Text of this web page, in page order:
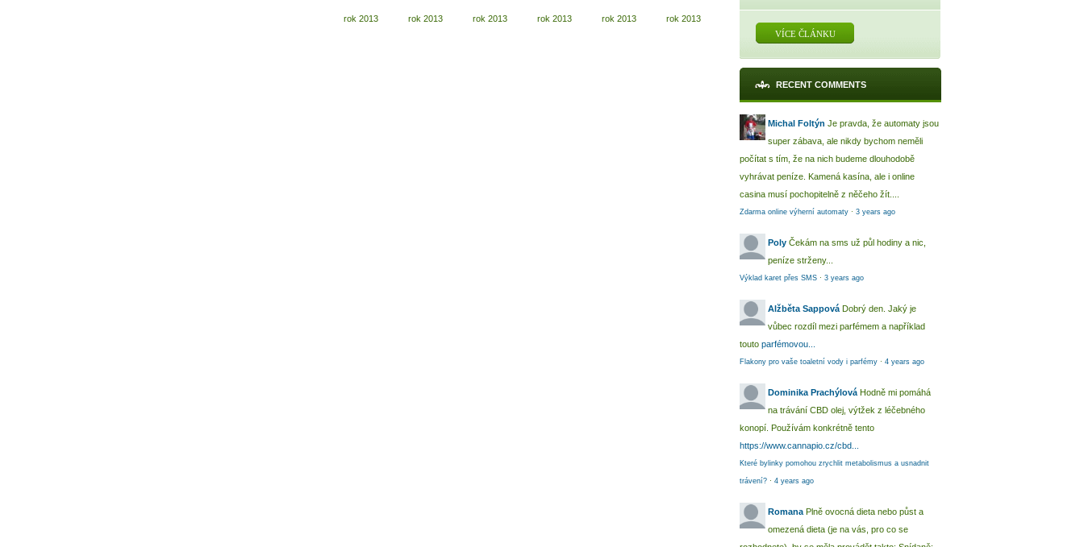
rok 2013 rok 2013 rok 2013 rok 2013 rok 2013 rok 2013
VÍCE ČLÁNKU
RECENT COMMENTS
Michal Foltýn Je pravda, že automaty jsou
super zábava, ale nikdy bychom neměli
počítat s tím, že na nich budeme dlouhodobě
vyhrávat peníze. Kamená kasína, ale i online
casina musí pochopitelně z něčeho žít....
Zdarma online výherní automaty · 3 years ago
Poly Čekám na sms už půl hodiny a nic,
peníze strženy...
Výklad karet přes SMS · 3 years ago
Alžběta Sappová Dobrý den. Jaký je
vůbec rozdíl mezi parfémem a například
touto parfémovou...
Flakony pro vaše toaletní vody i parfémy · 4 years ago
Dominika Prachýlová Hodně mi pomáhá
na trávání CBD olej, výtžek z léčebného
konopí. Používám konkrétně tento
https://www.cannapio.cz/cbd...
Které bylinky pomohou zrychlit metabolismus a usnadnit
trávení? · 4 years ago
Romana Plně ovocná dieta nebo půst a
omezená dieta (je na vás, pro co se